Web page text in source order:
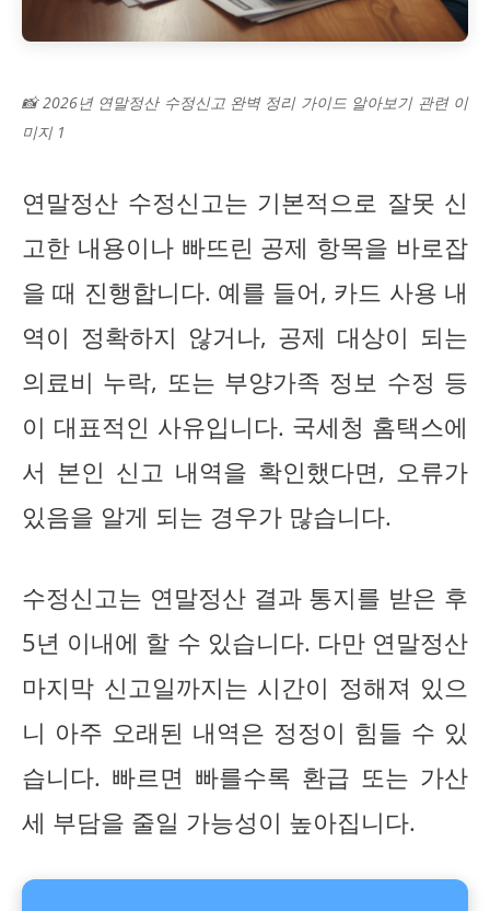
📸 2026년 연말정산 수정신고 완벽 정리 가이드 알아보기 관련 이
미지 1
연말정산 수정신고는 기본적으로 잘못 신
고한 내용이나 빠뜨린 공제 항목을 바로잡
을 때 진행합니다. 예를 들어, 카드 사용 내
역이 정확하지 않거나, 공제 대상이 되는
의료비 누락, 또는 부양가족 정보 수정 등
이 대표적인 사유입니다. 국세청 홈택스에
서 본인 신고 내역을 확인했다면, 오류가
있음을 알게 되는 경우가 많습니다.
수정신고는 연말정산 결과 통지를 받은 후
5년 이내에 할 수 있습니다. 다만 연말정산
마지막 신고일까지는 시간이 정해져 있으
니 아주 오래된 내역은 정정이 힘들 수 있
습니다. 빠르면 빠를수록 환급 또는 가산
세 부담을 줄일 가능성이 높아집니다.